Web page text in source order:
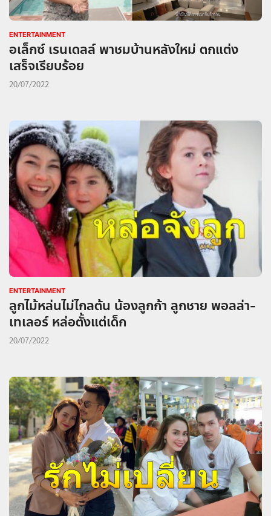
ENTERTAINMENT
อเล็กซ์ เรนเดลล์ พาชมบ้านหลังใหม่ ตกแต่ง
เสร็จเรียบร้อย
20/07/2022
ENTERTAINMENT
ลูกไม้หล่นไม่ไกลต้น น้องลูกก้า ลูกชาย พอลล่า-
เทเลอร์ หล่อตั้งแต่เด็ก
20/07/2022